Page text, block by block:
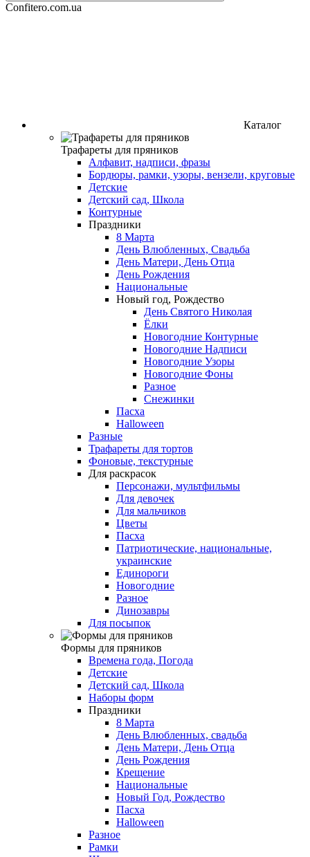
Confitero.com.ua
Каталог
Трафареты для пряников
Алфавит, надписи, фразы
Бордюры, рамки, узоры, вензели, круговые
Детские
Детский сад, Школа
Контурные
Праздники
8 Марта
День Влюбленных, Свадьба
День Матери, День Отца
День Рождения
Национальные
Новый год, Рождество
День Святого Николая
Ёлки
Новогодние Контурные
Новогодние Надписи
Новогодние Узоры
Новогодние Фоны
Разное
Снежинки
Пасха
Halloween
Разные
Трафареты для тортов
Фоновые, текстурные
Для раскрасок
Персонажи, мультфильмы
Для девочек
Для мальчиков
Цветы
Пасха
Патриотические, национальные,
украинские
Единороги
Новогодние
Разное
Динозавры
Для посыпок
Формы для пряников
Времена года, Погода
Детские
Детский сад, Школа
Наборы форм
Праздники
8 Марта
День Влюбленных, свадьба
День Матери, День Отца
День Рождения
Крещение
Национальные
Новый Год, Рождество
Пасха
Halloween
Разное
Рамки